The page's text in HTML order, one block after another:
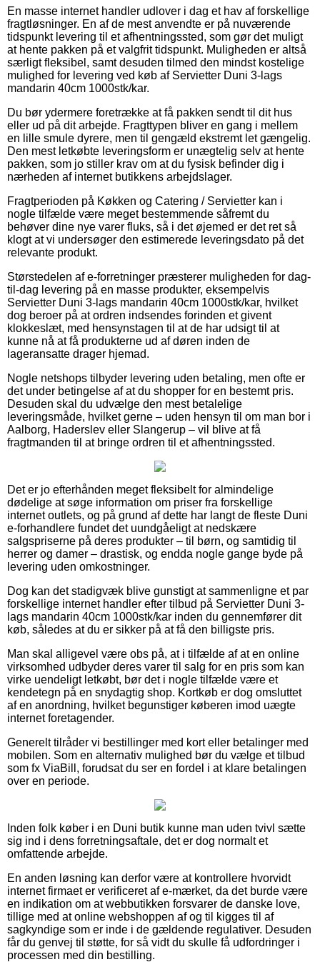
En masse internet handler udlover i dag et hav af forskellige
fragtløsninger. En af de mest anvendte er på nuværende
tidspunkt levering til et afhentningssted, som gør det muligt
at hente pakken på et valgfrit tidspunkt. Muligheden er altså
særligt fleksibel, samt desuden tilmed den mindst kostelige
mulighed for levering ved køb af Servietter Duni 3-lags
mandarin 40cm 1000stk/kar.
Du bør ydermere foretrække at få pakken sendt til dit hus
eller ud på dit arbejde. Fragttypen bliver en gang i mellem
en lille smule dyrere, men til gengæld ekstremt let gængelig.
Den mest letkøbte leveringsform er unægtelig selv at hente
pakken, som jo stiller krav om at du fysisk befinder dig i
nærheden af internet butikkens arbejdslager.
Fragtperioden på Køkken og Catering / Servietter kan i
nogle tilfælde være meget bestemmende såfremt du
behøver dine nye varer fluks, så i det øjemed er det ret så
klogt at vi undersøger den estimerede leveringsdato på det
relevante produkt.
Størstedelen af e-forretninger præsterer muligheden for dag-
til-dag levering på en masse produkter, eksempelvis
Servietter Duni 3-lags mandarin 40cm 1000stk/kar, hvilket
dog beroer på at ordren indsendes forinden et givent
klokkeslæt, med hensynstagen til at de har udsigt til at
kunne nå at få produkterne ud af døren inden de
lageransatte drager hjemad.
Nogle netshops tilbyder levering uden betaling, men ofte er
det under betingelse af at du shopper for en bestemt pris.
Desuden skal du udvælge den mest betalelige
leveringsmåde, hvilket gerne – uden hensyn til om man bor i
Aalborg, Haderslev eller Slangerup – vil blive at få
fragtmanden til at bringe ordren til et afhentningssted.
Det er jo efterhånden meget fleksibelt for almindelige
dødelige at søge information om priser fra forskellige
internet outlets, og på grund af dette har langt de fleste Duni
e-forhandlere fundet det uundgåeligt at nedskære
salgspriserne på deres produkter – til børn, og samtidig til
herrer og damer – drastisk, og endda nogle gange byde på
levering uden omkostninger.
Dog kan det stadigvæk blive gunstigt at sammenligne et par
forskellige internet handler efter tilbud på Servietter Duni 3-
lags mandarin 40cm 1000stk/kar inden du gennemfører dit
køb, således at du er sikker på at få den billigste pris.
Man skal alligevel være obs på, at i tilfælde af at en online
virksomhed udbyder deres varer til salg for en pris som kan
virke uendeligt letkøbt, bør det i nogle tilfælde være et
kendetegn på en snydagtig shop. Kortkøb er dog omsluttet
af en anordning, hvilket begunstiger køberen imod uægte
internet foretagender.
Generelt tilråder vi bestillinger med kort eller betalinger med
mobilen. Som en alternativ mulighed bør du vælge et tilbud
som fx ViaBill, forudsat du ser en fordel i at klare betalingen
over en periode.
Inden folk køber i en Duni butik kunne man uden tvivl sætte
sig ind i dens forretningsaftale, det er dog normalt et
omfattende arbejde.
En anden løsning kan derfor være at kontrollere hvorvidt
internet firmaet er verificeret af e-mærket, da det burde være
en indikation om at webbutikken forsvarer de danske love,
tillige med at online webshoppen af og til kigges til af
sagkyndige som er inde i de gældende regulativer. Desuden
får du genvej til støtte, for så vidt du skulle få udfordringer i
processen med din bestilling.